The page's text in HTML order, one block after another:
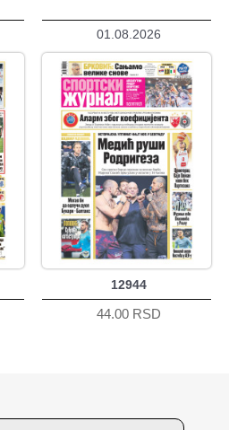
01.08.2026
12944
44.00 RSD